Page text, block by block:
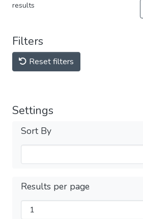
results
Filters
Reset filters
Settings
Sort By
Results per page